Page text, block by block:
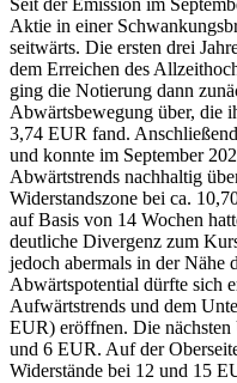
Seit der Emission im
Aktie in einer
seitwärts. Die ersten drei
dem Erreichen des
ging die Notierung dann
Abwärtsbewegung über, die
3,74 EUR fand.
und konnte im September
Abwärtstrends nachhaltig
Widerstandszone bei ca.
auf Basis von 14 Wochen
deutliche Divergenz zum
jedoch abermals in der Nähe
Abwärtspotential dürfte sich
Aufwärtstrends und dem
EUR) eröffnen. Die nächsten
und 6 EUR. Auf der
Widerstände bei 12 und 15